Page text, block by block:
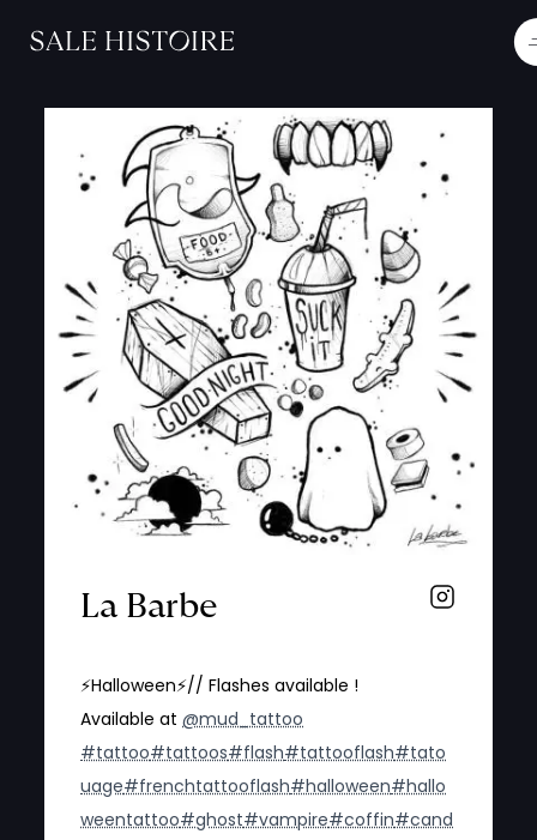
La Barbe
⚡️Halloween⚡️// Flashes available !
Available at@mud_tattoo
#tattoo#tattoos#flash#tattooflash#tato
uage#frenchtattooflash#halloween#hallo
weentattoo#ghost#vampire#coffin#cand